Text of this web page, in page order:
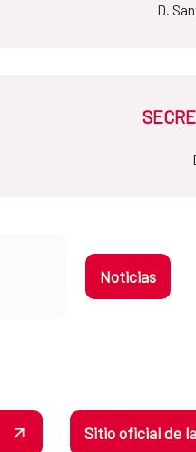
D.
Noticias
Sitio oficial de